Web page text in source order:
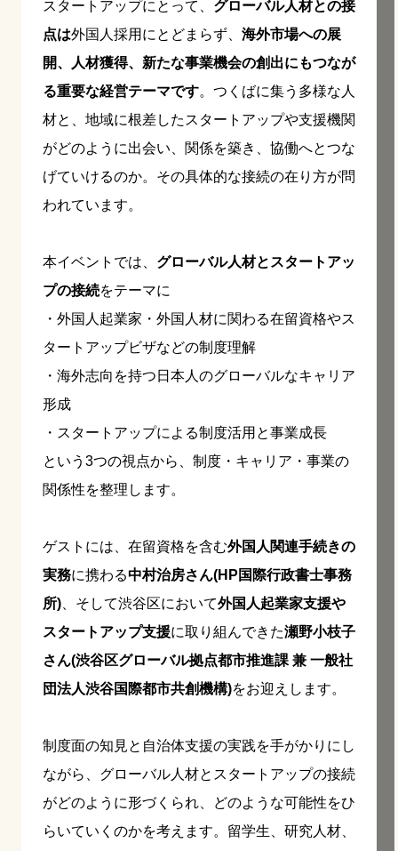
スタートアップにとって、 グローバル人材との接
点は外国人採用にとどまらず、 海外市場への展
開、人材獲得、新たな事業機会の創出にもつなが
る重要な経営テーマです。つくばに集う多様な人
材と、地域に根差したスタートアップや支援機関
がどのように出会い、関係を築き、協働へとつな
げていけるのか。その具体的な接続の在り方が問
われています。
本イベントでは、 グローバル人材とスタートアッ
プの接続をテーマに
・外国人起業家・外国人材に関わる在留資格やス
タートアップビザなどの制度理解
・海外志向を持つ日本人のグローバルなキャリア
形成
・スタートアップによる制度活用と事業成長
という3つの視点から、制度・キャリア・事業の
関係性を整理します。
ゲストには、在留資格を含む外国人関連手続きの
実務に携わる中村治房さん(HP国際行政書士事務
所) 、そして渋谷区において外国人起業家支援や
スタートアップ支援に取り組んできた瀬野小枝子
さん(渋谷区グローバル拠点都市推進課 兼 一般社
団法人渋谷国際都市共創機構)をお迎えします。
制度面の知見と自治体支援の実践を手がかりにし
ながら、グローバル人材とスタートアップの接続
がどのように形づくられ、どのような可能性をひ
らいていくのかを考えます。留学生、研究人材、